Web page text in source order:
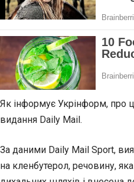
Як інформує Укрінформ, про
видання Daily Mail.
За даними Daily Mail Sport,
на кленбутерол, речовину,